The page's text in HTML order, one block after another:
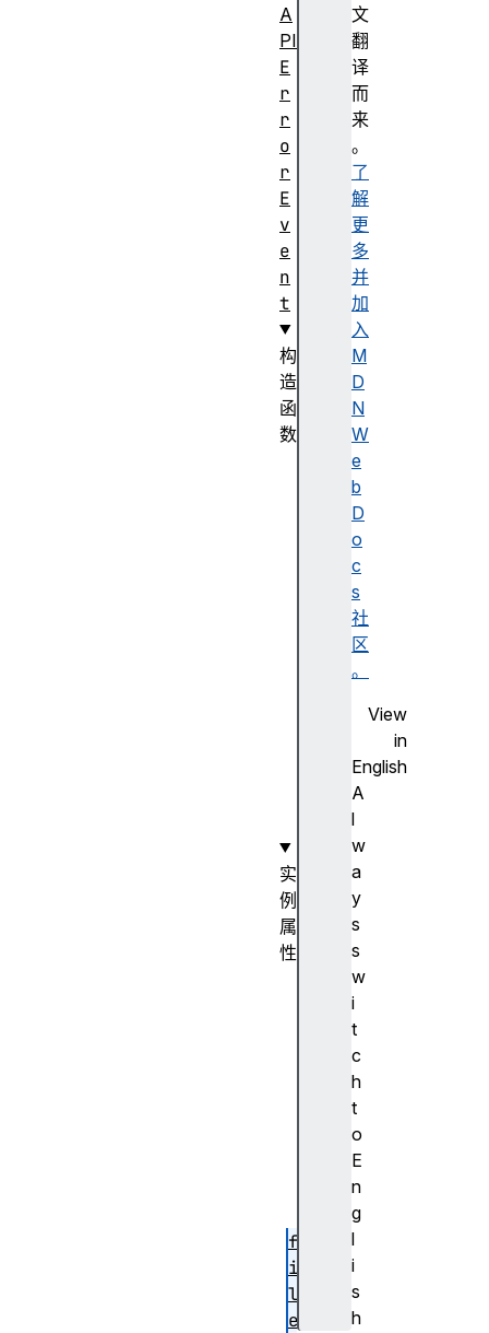
文
翻
译
而
来
。
了
解
更
多
并
加
入
M
D
N
W
e
b
D
o
c
s
社
区
。
View
in
English
A
l
w
a
y
s
s
w
i
t
c
h
t
o
E
n
g
l
i
s
h
A
PI
E
r
r
o
r
E
v
e
n
t
构
造
函
数
实
例
属
性
f
i
l
e